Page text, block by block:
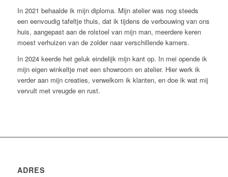
In 2021 behaalde ik mijn diploma. Mijn atelier was nog steeds
een eenvoudig tafeltje thuis, dat ik tijdens de verbouwing van ons
huis, aangepast aan de rolstoel van mijn man, meerdere keren
moest verhuizen van de zolder naar verschillende kamers.
In 2024 keerde het geluk eindelijk mijn kant op. In mei opende ik
mijn eigen winkeltje met een showroom en atelier. Hier werk ik
verder aan mijn creaties, verwelkom ik klanten, en doe ik wat mij
vervult met vreugde en rust.
ADRES